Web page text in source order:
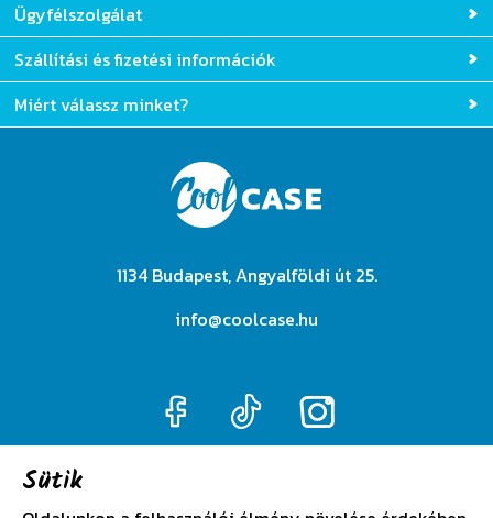
Ügyfélszolgálat
Szállítási és fizetési információk
Miért válassz minket?
1134 Budapest, Angyalföldi út 25.
info@coolcase.hu
Sütik